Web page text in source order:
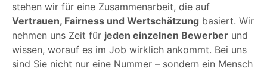
stehen wir für eine Zusammenarbeit, die auf
Vertrauen, Fairness und Wertschätzung basiert. Wir
nehmen uns Zeit für jeden einzelnen Bewerber und
wissen, worauf es im Job wirklich ankommt. Bei uns
sind Sie nicht nur eine Nummer – sondern ein Mensch